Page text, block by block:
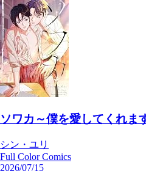
ソワカ～僕を愛してくれま
シン・ユリ
Full Color Comics
2026/07/15